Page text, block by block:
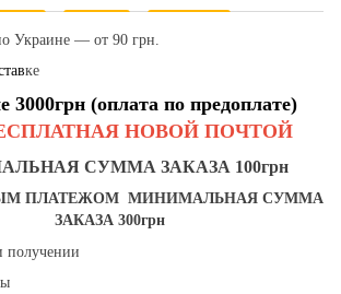
Украине — от 90 грн.
ке
3000грн (оплата по предоплате)
НОВОЙ ПОЧТОЙ
СУММА ЗАКАЗА 100грн
ПЛАТЕЖОМ МИНИМАЛЬНАЯ СУММА
ЗАКАЗА 300грн